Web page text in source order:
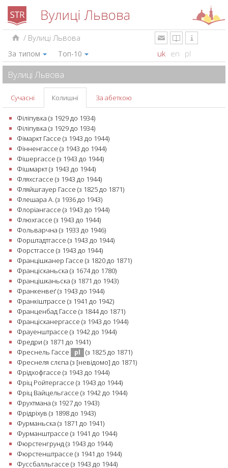
/ Вулиці Львова
За типом Топ-10 uk en pl
Вулиці Львова
Сучасні Колишні За абеткою
Філіпувка (з 1929 до 1934)
Філіпувка (з 1929 до 1934)
Фімаркт Гассе (з 1943 до 1944)
Фінненгассе (з 1943 до 1944)
Фішергассе (з 1943 до 1944)
Фішмаркт (з 1943 до 1944)
Фляхсгассе (з 1943 до 1944)
Фляйшгауер Гассе (з 1825 до 1871)
Флешара А. (з 1936 до 1943)
Флоріангассе (з 1943 до 1944)
Флюхгассе (з 1943 до 1944)
Фольварчна (з 1933 до 1946)
Форштадтгассе (з 1943 до 1944)
Форстгассе (з 1943 до 1944)
Францішканер Гассе (з 1820 до 1871)
Францісканьска (з 1674 до 1780)
Францішканьска (з 1871 до 1943)
Франкенвеґ (з 1943 до 1944)
Франкіштрассе (з 1941 до 1942)
Франценбад Гассе (з 1844 до 1871)
Францісканергассе (з 1943 до 1944)
Фрауенштрассе (з 1942 до 1944)
Фредри (з 1871 до 1941)
Фреснель Гассе
pl
(з 1825 до 1871)
Фреснеля слєпа (з [невідомо] до 1871)
Фрідхофгассе (з 1943 до 1944)
Фріц Ройтергассе (з 1943 до 1944)
Фріц Вайцельгассе (з 1942 до 1944)
Фрухтмана (з 1927 до 1943)
Фрідріхув (з 1898 до 1943)
Фурманьска (з 1871 до 1941)
Фурманштрассе (з 1941 до 1944)
Фюрстенгрунд (з 1943 до 1944)
Фюрстенштрассе (з 1941 до 1944)
Фуссбалльгассе (з 1943 до 1944)